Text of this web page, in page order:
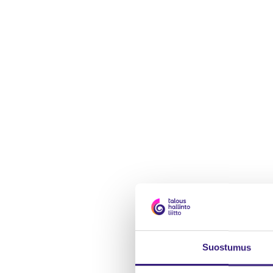
Suos­tu­mus